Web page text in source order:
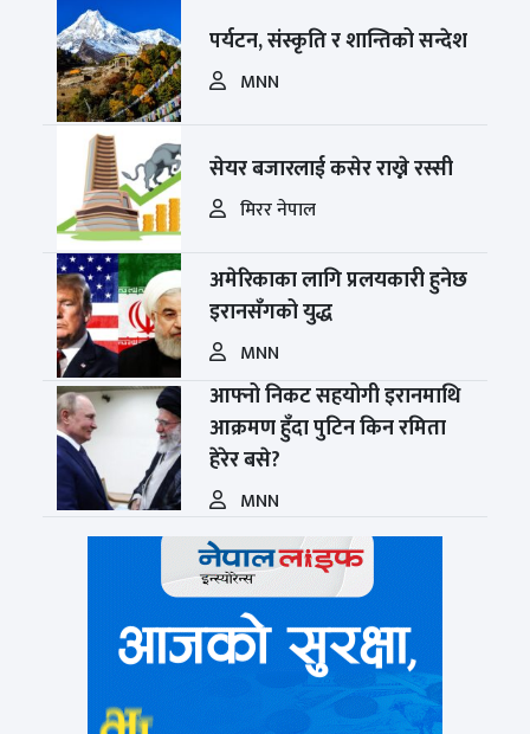
पर्यटन, संस्कृति र शान्तिको सन्देश
MNN
सेयर बजारलाई कसेर राख्ने रस्सी
मिरर नेपाल
अमेरिकाका लागि प्रलयकारी हुनेछ
इरानसँगको युद्ध
MNN
आफ्नो निकट सहयोगी इरानमाथि
आक्रमण हुँदा पुटिन किन रमिता
हेरेर बसे?
MNN